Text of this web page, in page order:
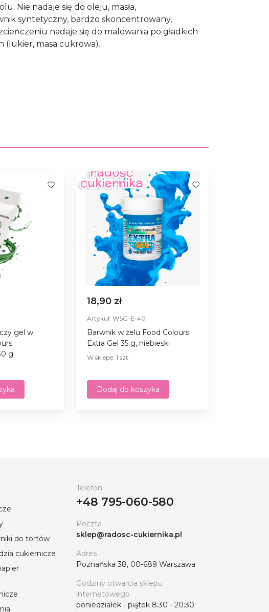
Nie nadaje się do oleju, masła,
syntetyczny, bardzo skoncentrowany,
nadaje się do malowania po gładkich
(lukier, masa cukrowa).
gel w
g
18,90 zł
Artykuł: WSG-E-40
Barwnik w żelu Food Colours
Extra Gel 35 g, niebieski
W sklepe: 1 szt.
Dodaj do koszyka
do tortów
cukiernicze
Telefon
+48 795-060-580
Poczta
sklep@radosc-cukiernika.pl
Adres
Poznańska 38, 00-689 Warszawa
Godziny otwarcia sklepu
internetowego
poniedziałek - piątek 8:30 - 20:30